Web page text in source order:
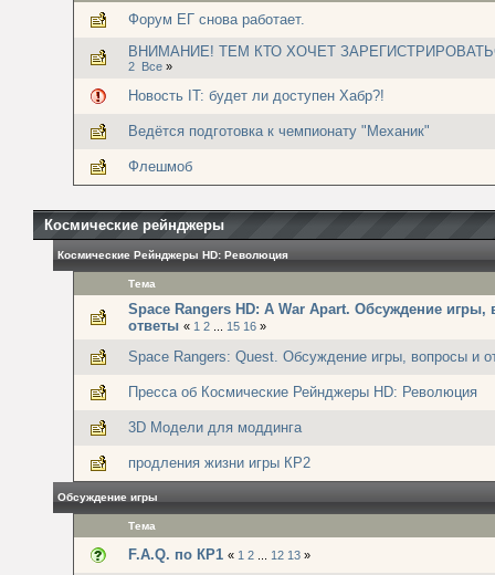
Форум ЕГ снова работает.
ВНИМАНИЕ! ТЕМ КТО ХОЧЕТ
2 Все »
Новость IT: будет ли доступен Хабр?!
Ведётся подготовка к чемпионату "Механик"
Флешмоб
Космические рейнджеры
Космические Рейнджеры HD: Революция
Тема
Space Rangers HD: A War Apart. Обсуждение игры,
ответы « 1 2 15 16 »
Space Rangers: Quest. Обсуждение игры, вопросы и
Пресса об Космические Рейнджеры HD: Революция
3D Модели для моддинга
продления жизни игры КР2
Обсуждение игры
Тема
F.A.Q. по КР1 « 1 2 12 13 »